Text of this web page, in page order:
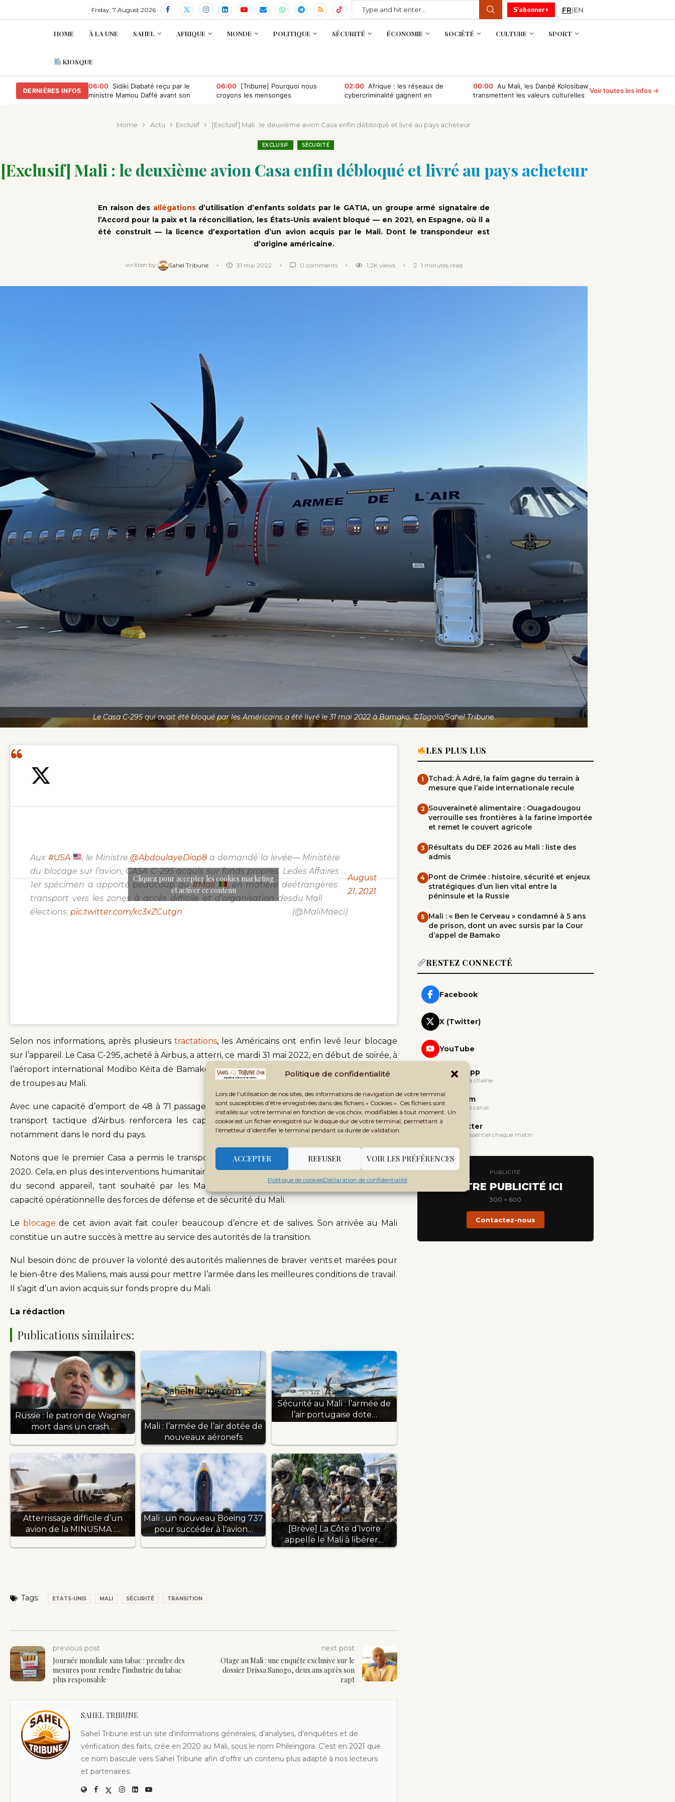
Politique de confidentialité
Lors de l’utilisation de nos sites, des informations de navigation de votre terminal
sont susceptibles d’être enregistrées dans des fichiers « Cookies ». Ces fichiers sont
installés sur votre terminal en fonction de vos choix, modifiables à tout moment. Un
cookie est un fichier enregistré sur le disque dur de votre terminal, permettant à
l’émetteur d’identifier le terminal pendant sa durée de validation.
ACCEPTER REFUSER VOIR LES PRÉFÉRENCES
Politique de cookiesDéclaration de confidentialité
Friday, 7 August 2026 S'abonner+ FR|EN
HOME À LA UNE SAHEL AFRIQUE MONDE POLITIQUE SÉCURITÉ ÉCONOMIE SOCIÉTÉ CULTURE SPORT
KIOSQUE
DERNIÈRES INFOS
06:00 Sidiki Diabaté reçu par le
ministre Mamou Daffé avant son
06:00 [Tribune] Pourquoi nous
croyons les mensonges
02:00 Afrique : les réseaux de
cybercriminalité gagnent en
00:00 Au Mali, les Danbé Kolosibaw
transmettent les valeurs culturelles
Voir toutes les infos →
Home Actu Exclusif [Exclusif] Mali : le deuxième avion Casa enfin débloqué et livré au pays acheteur
EXCLUSIF SÉCURITÉ
[Exclusif] Mali : le deuxième avion Casa enfin débloqué et livré au pays acheteur
En raison des allégationsd’utilisation d’enfants soldats par le GATIA, un groupe armé signataire de
l’Accord pour la paix et la réconciliation, les États-Unis avaient bloqué — en 2021, en Espagne, où il a
été construit — la licence d’exportation d’un avion acquis par le Mali. Dont le transpondeur est
d’origine américaine.
written by Sahel Tribune 31 mai 2022 0 comments 1,2Kviews 1 minutes read
Le Casa C-295 qui avait été bloqué par les Américains a été livré le 31 mai 2022 à Bamako. ©Togola/Sahel Tribune.
Aux #USA , le Ministre@AbdoulayeDiop8 a demandé la levée
du blocage sur l’avion, CASA C-295 acquis sur fonds propres. Le
1er spécimen a apporté beaucoup au#Mali
, en matière de
transport vers les zones à accès difficile et d'organisation des
élections. pic.twitter.com/xc3xZCutgn
— Ministère
des Affaires
étrangères
du Mali
(@MaliMaeci)
August
21, 2021
Cliquez pour accepter les cookies marketing
et activer ce contenu
Selon nos informations, après plusieurs tractations, les Américains ont enfin levé leur blocage
sur l’appareil. Le Casa C-295, acheté à Airbus, a atterri, ce mardi 31 mai 2022, en début de soirée, à
l’aéroport international Modibo Kéïta de Bamako. Cet appareil est le second avion de transport
de troupes au Mali.
Avec une capacité d’emport de 48 à 71 passagers et de 7 tonnes de fret, cet avion militaire de
transport tactique d’Airbus renforcera les capacités de déploiement de l’armée malienne,
notamment dans le nord du pays.
Notons que le premier Casa a permis le transport de près de 50 000 personnes entre 2016 et
2020. Cela, en plus des interventions humanitaires dans les zones d’accès difficile. Ce déblocage
du second appareil, tant souhaité par les Maliens, contribuera donc à l’amélioration de la
capacité opérationnelle des forces de défense et de sécurité du Mali.
Le blocage de cet avion avait fait couler beaucoup d’encre et de salives. Son arrivée au Mali
constitue un autre succès à mettre au service des autorités de la transition.
Nul besoin donc de prouver la volonté des autorités maliennes de braver vents et marées pour
le bien-être des Maliens, mais aussi pour mettre l’armée dans les meilleures conditions de travail.
Il s’agit d’un avion acquis sur fonds propre du Mali.
La rédaction
Publications similaires:
Russie : le patron de Wagner
mort dans un crash…
Mali : l’armée de l’air dotée de
nouveaux aéronefs
Sécurité au Mali : l’armée de
l’air portugaise dote…
Atterrissage difficile d’un
avion de la MINUSMA :…
Mali : un nouveau Boeing 737
pour succéder à l'avion…
[Brève] La Côte d’Ivoire
appelle le Mali à libérer…
Tags: ETATS-UNIS MALI SÉCURITÉ TRANSITION
previous post
Journée mondiale sans tabac : prendre des
mesures pour rendre l’industrie du tabac
plus responsable
next post
Otage au Mali : une enquête exclusive sur le
dossier Drissa Sanogo, deux ans après son
rapt
SAHEL TRIBUNE
Sahel Tribune est un site d’informations générales, d’analyses, d’enquêtes et de
vérification des faits, crée en 2020 au Mali, sous le nom Phileingora. C’est en 2021 que
ce nom bascule vers Sahel Tribune afin d’offrir un contenu plus adapté à nos lecteurs
et partenaires.
LES PLUS LUS
1
Tchad: À Adré, la faim gagne du terrain à
mesure que l’aide internationale recule
2 Souveraineté alimentaire : Ouagadougou
verrouille ses frontières à la farine importée
et remet le couvert agricole
3 Résultats du DEF 2026 au Mali : liste des
admis
4 Pont de Crimée : histoire, sécurité et enjeux
stratégiques d’un lien vital entre la
péninsule et la Russie
5 Mali : « Ben le Cerveau » condamné à 5 ans
de prison, dont un avec sursis par la Cour
d’appel de Bamako
RESTEZ CONNECTÉ
Facebook
X (Twitter)
YouTube
WhatsApp
Rejoindre la chaîne
Telegram
Rejoindre le canal
Newsletter
Recevoir l'essentiel chaque matin
PUBLICITÉ
VOTRE PUBLICITÉ ICI
300 × 600
Contactez-nous